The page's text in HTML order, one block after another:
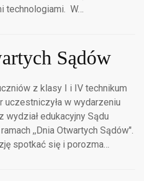
technologiami. W…
Sądów
z klasy I i IV technikum
uczestniczyła w wydarzeniu
wydział edukacyjny Sądu
,,Dnia Otwartych Sądów".
spotkać się i porozma…